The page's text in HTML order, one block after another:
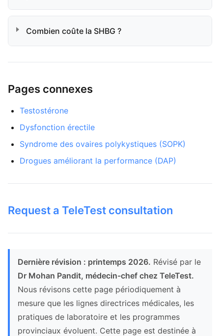
Combien coûte la SHBG ?
Pages connexes
Testostérone
Dysfonction érectile
Syndrome des ovaires polykystiques (SOPK)
Drogues améliorant la performance (DAP)
Request a TeleTest consultation
Dernière révision : printemps 2026. Révisé par le
Dr Mohan Pandit, médecin-chef chez TeleTest.
Nous révisons cette page périodiquement à
mesure que les lignes directrices médicales, les
pratiques de laboratoire et les programmes
provinciaux évoluent. Cette page est destinée à